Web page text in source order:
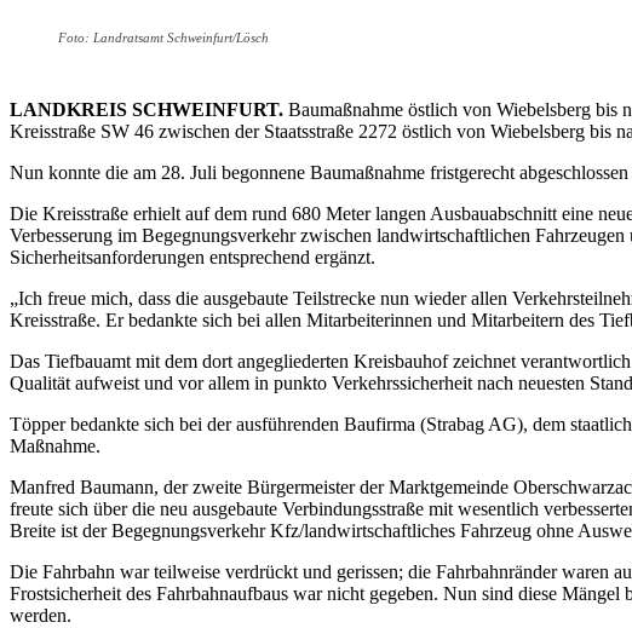
Foto: Landratsamt Schweinfurt/Lösch
LANDKREIS SCHWEINFURT. Baumaßnahme östlich von Wiebelsberg bis
Kreisstraße SW 46 zwischen der Staatsstraße 2272 östlich von Wiebelsberg bis
Nun konnte die am 28. Juli begonnene Baumaßnahme fristgerecht
Die Kreisstraße erhielt auf dem rund 680 Meter langen Ausbauabschnitt eine
Verbesserung im Begegnungsverkehr zwischen landwirtschaftlichen
Sicherheitsanforderungen entsprechend ergänzt.
„Ich freue mich, dass die ausgebaute Teilstrecke nun wieder allen
Kreisstraße. Er bedankte sich bei allen Mitarbeiterinnen und Mitarbeitern des
Das Tiefbauamt mit dem dort angegliederten Kreisbauhof zeichnet
Qualität aufweist und vor allem in punkto Verkehrssicherheit nach neuesten
Töpper bedankte sich bei der ausführenden Baufirma (Strabag AG), dem
Maßnahme.
Manfred Baumann, der zweite Bürgermeister der Marktgemeinde
freute sich über die neu ausgebaute Verbindungsstraße mit wesentlich
Breite ist der Begegnungsverkehr Kfz/landwirtschaftliches Fahrzeug ohne
Die Fahrbahn war teilweise verdrückt und gerissen; die Fahrbahnränder waren
Frostsicherheit des Fahrbahnaufbaus war nicht gegeben. Nun sind diese
werden.